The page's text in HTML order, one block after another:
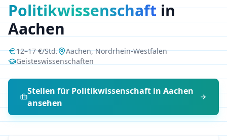
Politikwissenschaftin
Aachen
12–17€/Std. Aachen,Nordrhein-Westfalen
Geisteswissenschaften
Stellen für Politikwissenschaftin Aachen
ansehen